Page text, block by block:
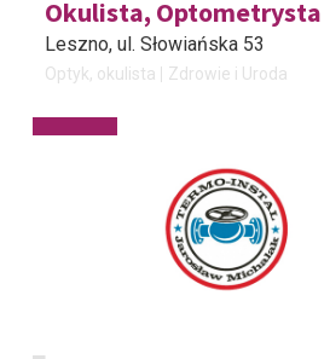
Okulista, Optometrysta
Leszno, ul. Słowiańska 53
Optyk, okulista Zdrowie i Uroda